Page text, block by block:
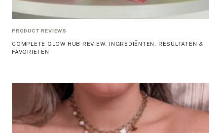
PRODUCT REVIEWS
COMPLETE GLOW HUB REVIEW: INGREDIËNTEN, RESULTATEN &
FAVORIETEN